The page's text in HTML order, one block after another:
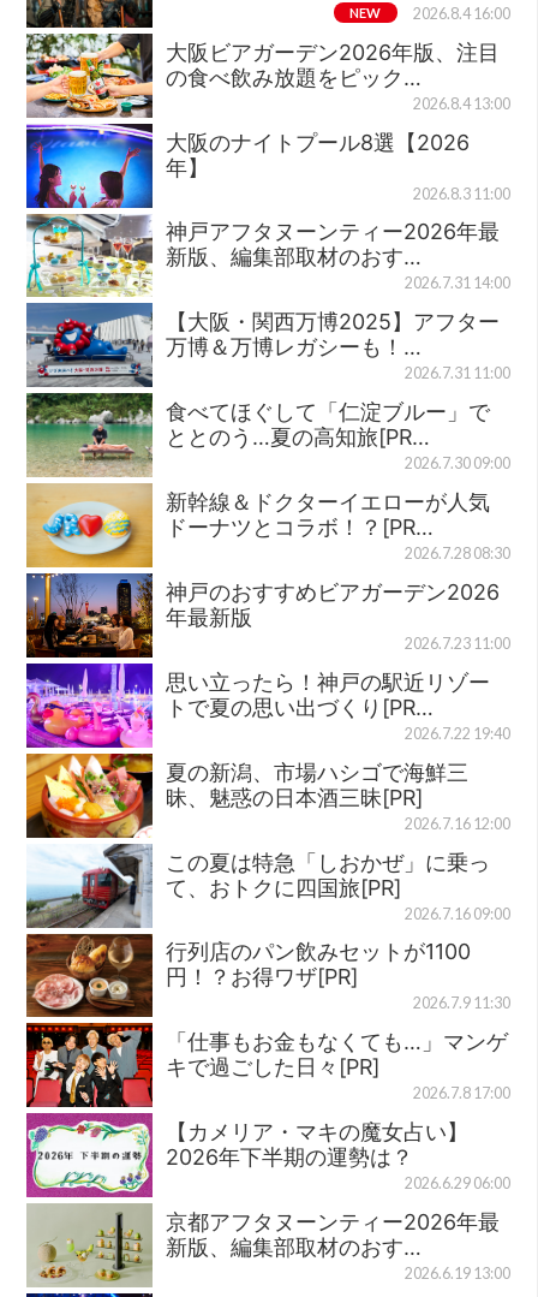
NEW 2026.8.4 16:00
大阪ビアガーデン2026年版、注目
の食べ飲み放題をピック…
2026.8.4 13:00
大阪のナイトプール8選【2026
年】
2026.8.3 11:00
神戸アフタヌーンティー2026年最
新版、編集部取材のおす…
2026.7.31 14:00
【大阪・関西万博2025】アフター
万博＆万博レガシーも！…
2026.7.31 11:00
食べてほぐして「仁淀ブルー」で
ととのう…夏の高知旅[PR…
2026.7.30 09:00
新幹線＆ドクターイエローが人気
ドーナツとコラボ！？[PR…
2026.7.28 08:30
神戸のおすすめビアガーデン2026
年最新版
2026.7.23 11:00
思い立ったら！神戸の駅近リゾー
トで夏の思い出づくり[PR…
2026.7.22 19:40
夏の新潟、市場ハシゴで海鮮三
昧、魅惑の日本酒三昧[PR]
2026.7.16 12:00
この夏は特急「しおかぜ」に乗っ
て、おトクに四国旅[PR]
2026.7.16 09:00
行列店のパン飲みセットが1100
円！？お得ワザ[PR]
2026.7.9 11:30
「仕事もお金もなくても…」マンゲ
キで過ごした日々[PR]
2026.7.8 17:00
【カメリア・マキの魔女占い】
2026年下半期の運勢は？
2026.6.29 06:00
京都アフタヌーンティー2026年最
新版、編集部取材のおす…
2026.6.19 13:00